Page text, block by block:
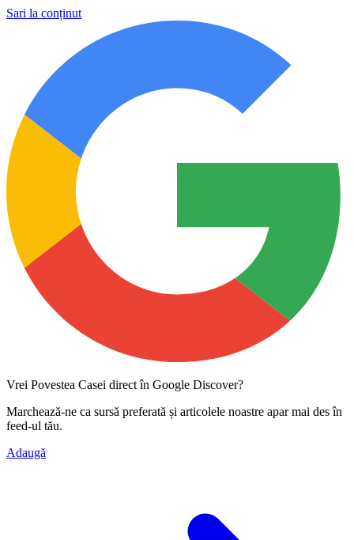
Sari la conținut
Vrei Povestea Casei direct în Google Discover?
Marchează-ne ca sursă preferată și articolele noastre apar mai des în
feed-ul tău.
Adaugă